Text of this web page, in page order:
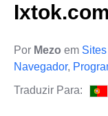
Ixtok.com
Por Mezo em
Navegador,
Traduzir Para: